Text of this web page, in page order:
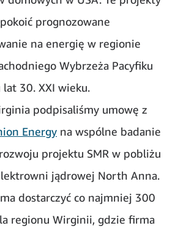
prognozowane
na energię w regionie
Wybrzeża Pacyfiku
lat 30. XXI wieku.
podpisaliśmy umowę z
Energy na wspólne badanie
projektu SMR w pobliżu
jądrowej North Anna.
dostarczyć co najmniej 300
regionu Wirginii, gdzie firma